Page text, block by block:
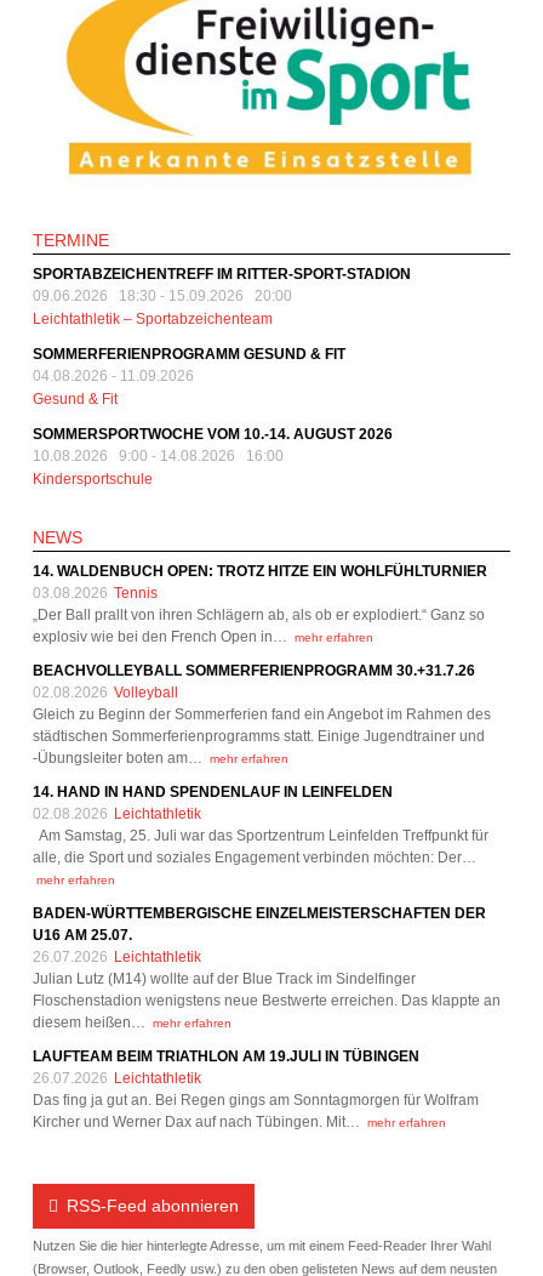
TERMINE
SPORTABZEICHENTREFF IM RITTER-SPORT-STADION
09.06.2026 18:30 - 15.09.2026 20:00
Leichtathletik – Sportabzeichenteam
SOMMERFERIENPROGRAMM GESUND & FIT
04.08.2026 - 11.09.2026
Gesund & Fit
SOMMERSPORTWOCHE VOM 10.-14. AUGUST 2026
10.08.2026 9:00 - 14.08.2026 16:00
Kindersportschule
NEWS
14. WALDENBUCH OPEN: TROTZ HITZE EIN WOHLFÜHLTURNIER
03.08.2026 Tennis
„Der Ball prallt von ihren Schlägern ab, als ob er explodiert.“ Ganz so
explosiv wie bei den French Open in…
mehr erfahren
BEACHVOLLEYBALL SOMMERFERIENPROGRAMM 30.+31.7.26
02.08.2026 Volleyball
Gleich zu Beginn der Sommerferien fand ein Angebot im Rahmen des
städtischen Sommerferienprogramms statt. Einige Jugendtrainer und
-Übungsleiter boten am…
mehr erfahren
14. HAND IN HAND SPENDENLAUF IN LEINFELDEN
02.08.2026 Leichtathletik
Am Samstag, 25. Juli war das Sportzentrum Leinfelden Treffpunkt für
alle, die Sport und soziales Engagement verbinden möchten: Der…
mehr erfahren
BADEN-WÜRTTEMBERGISCHE EINZELMEISTERSCHAFTEN DER
U16 AM 25.07.
26.07.2026 Leichtathletik
Julian Lutz (M14) wollte auf der Blue Track im Sindelfinger
Floschenstadion wenigstens neue Bestwerte erreichen. Das klappte an
diesem heißen…
mehr erfahren
LAUFTEAM BEIM TRIATHLON AM 19.JULI IN TÜBINGEN
26.07.2026 Leichtathletik
Das fing ja gut an. Bei Regen gings am Sonntagmorgen für Wolfram
Kircher und Werner Dax auf nach Tübingen. Mit…
mehr erfahren
RSS-Feed abonnieren
Nutzen Sie die hier hinterlegte Adresse, um mit einem Feed-Reader Ihrer Wahl
(Browser, Outlook, Feedly usw.) zu den oben gelisteten News auf dem neusten